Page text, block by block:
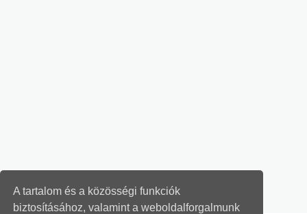
A tartalom és a közösségi funkciók
biztosításához, valamint a weboldalforgalmunk